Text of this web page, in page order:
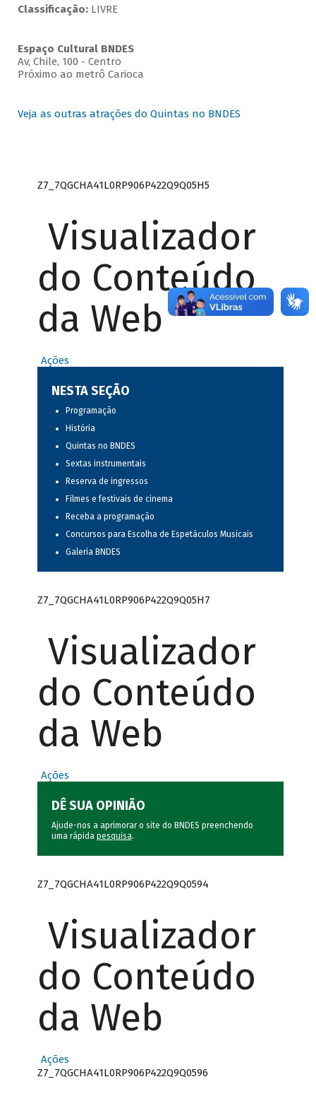
Classificação: LIVRE
Espaço Cultural BNDES
Av, Chile, 100 - Centro
Próximo ao metrô Carioca
Veja as outras atrações do Quintas no BNDES
Z7_7QGCHA41L0RP906P422Q9Q05H5
Visualizador
do Conteúdo
da Web
Ações
NESTA SEÇÃO
Programação
História
Quintas no BNDES
Sextas instrumentais
Reserva de ingressos
Filmes e festivais de cinema
Receba a programação
Concursos para Escolha de Espetáculos Musicais
Galeria BNDES
Z7_7QGCHA41L0RP906P422Q9Q05H7
Visualizador
do Conteúdo
da Web
Ações
DÊ SUA OPINIÃO
Ajude-nos a aprimorar o site do BNDES preenchendo
uma rápida pesquisa.
Z7_7QGCHA41L0RP906P422Q9Q0594
Visualizador
do Conteúdo
da Web
Ações
Z7_7QGCHA41L0RP906P422Q9Q0596